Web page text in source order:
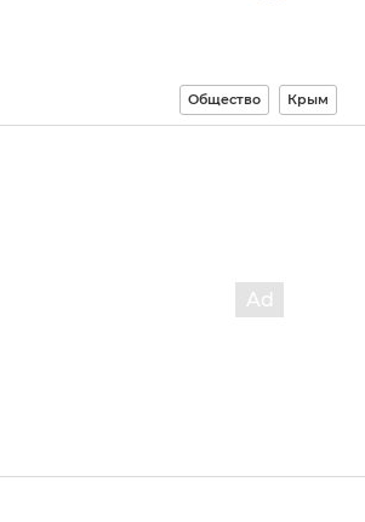
Общество Крым